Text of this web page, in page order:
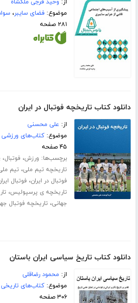
از: وحید فرجی ملکشاه
موضوع:فضای سایبر،
۲۸۱ صفحه
دانلود کتاب تاریخچه فوتبال در ایران
از: علی محسنی
موضوع:کتاب‌های ورزشی
۴۵ صفحه
برچسب‌ها: ورزش، فوتبال،
تاریخچه تیم ملی، تیم
فوتبال در ایران، فوتبال
تاریخچه ی پرسپولیس،
جهانی، تاریخچه فوتبال
دانلود کتاب تاریخ سیاسی ایران باستان
از: محمود رضاقلی
موضوع:کتاب‌های تاریخی
۳۰۶ صفحه